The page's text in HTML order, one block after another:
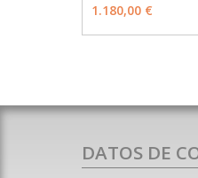
1.180,00 €
DATOS DE